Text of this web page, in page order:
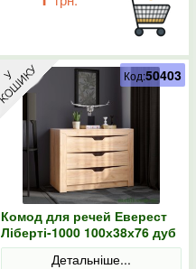
Комод для речей Еверест
Ліберті-1000 100х38х76 дуб
крафт золотий
Детальніше...
Код:50403